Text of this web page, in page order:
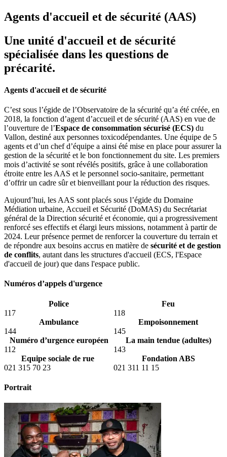
Agents d'accueil et de sécurité (AAS)
Une unité d'accueil et de sécurité
spécialisée dans les questions de
précarité.
Agents d'accueil et de sécurité
C’est sous l’égide de l’Observatoire de la sécurité qu’a été créée, en
2018, la fonction d’agent d’accueil et de sécurité (AAS) en vue de
l’ouverture de l’Espace de consommation sécurisé (ECS) du
Vallon, destiné aux personnes toxicodépendantes. Une équipe de 5
agents et d’un chef d’équipe a ainsi été mise en place pour assurer la
gestion de la sécurité et le bon fonctionnement du site. Les premiers
mois d’activité se sont révélés positifs, grâce à une collaboration
étroite entre les AAS et le personnel socio-sanitaire, permettant
d’offrir un cadre sûr et bienveillant pour la réduction des risques.
Aujourd’hui, les AAS sont placés sous l’égide du Domaine
Médiation urbaine, Accueil et Sécurité (DoMAS) du Secrétariat
général de la Direction sécurité et économie, qui a progressivement
renforcé ses effectifs et élargi leurs missions, notamment à partir de
2024. Leur présence permet de renforcer la couverture du terrain et
de répondre aux besoins accrus en matière de sécurité et de gestion
de conflits, autant dans les structures d'accueil (ECS, l'Espace
d'accueil de jour) que dans l'espace public.
Numéros d’appels d'urgence
Police
Feu
117
118
Ambulance
Empoisonnement
144
145
Numéro d’urgence européen
La main tendue (adultes)
112
143
Equipe sociale de rue
Fondation ABS
021 315 70 23
021 311 11 15
Portrait